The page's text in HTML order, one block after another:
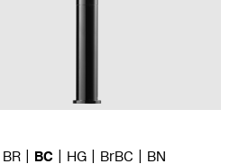
BR BC HG BrBC BN